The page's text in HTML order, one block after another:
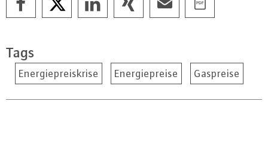
Tags
Energiepreiskrise Energiepreise Gaspreise